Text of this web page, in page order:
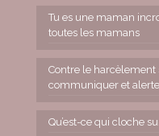
Tu es une maman
toutes les mamans
Contre le harcèlement
communiquer et
Qu’est-ce qui cloche